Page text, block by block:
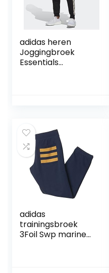
adidas heren
Joggingbroek
Essentials
adidas
trainingsbroek
3Foil Swp marine